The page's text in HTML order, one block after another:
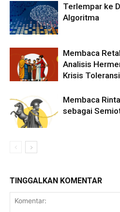
Terlempar ke
Algoritma
Membaca
Analisis
Krisis
Membaca
sebagai
TINGGALKAN KOMENTAR